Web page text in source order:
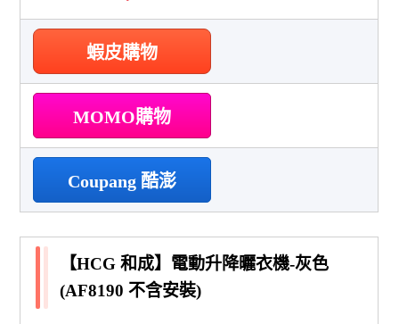
蝦皮購物
MOMO購物
Coupang 酷澎
【HCG 和成】電動升降曬衣機-灰色
(AF8190 不含安裝)